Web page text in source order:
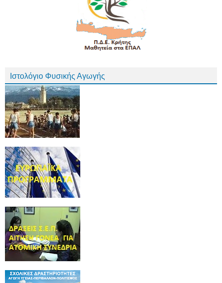
Ιστολόγιο Φυσικής Αγωγής